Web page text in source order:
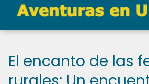
El encanto de las